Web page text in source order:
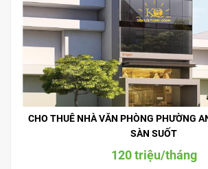
CHO THUÊ NHÀ VĂN PHÒNG PHƯỜNG
SÀN SUỐT
120 triệu/tháng